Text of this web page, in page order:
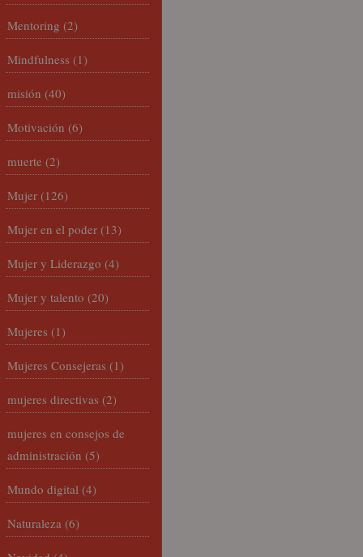
Mentoring (2)
Mindfulness (1)
misión (40)
Motivación (6)
muerte (2)
Mujer (126)
Mujer en el poder (13)
Mujer y Liderazgo (4)
Mujer y talento (20)
Mujeres (1)
Mujeres Consejeras (1)
mujeres directivas (2)
mujeres en consejos de
administración (5)
Mundo digital (4)
Naturaleza (6)